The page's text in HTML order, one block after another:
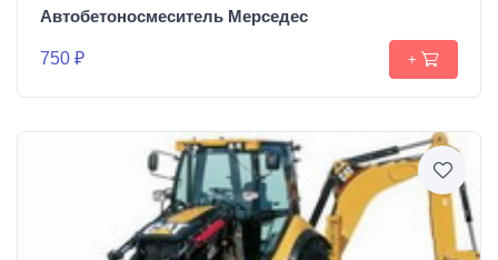
Автобетоносмеситель Мерседес
750 ₽ +